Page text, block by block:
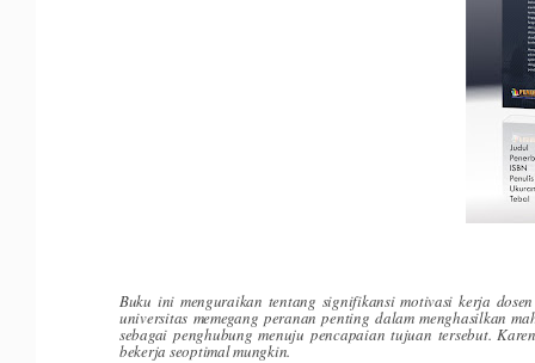
Buku ini menguraikan tentang signifikansi motivasi kerja
universitas memegang peranan penting dalam menghasilkan
sebagai penghubung menuju pencapaian tujuan tersebut.
bekerja seoptimal mungkin.